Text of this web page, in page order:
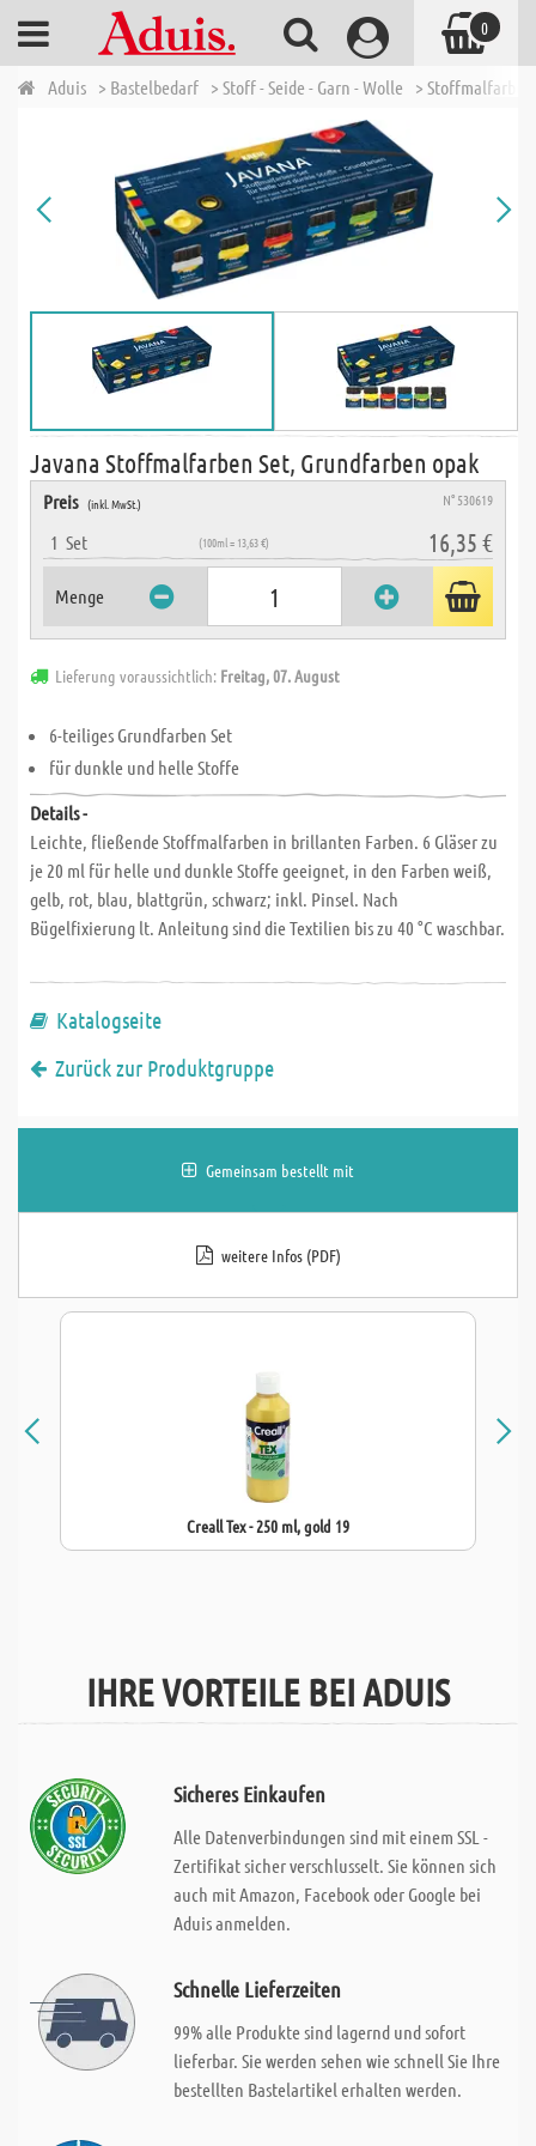
Aduis > Bastelbedarf > Stoff - Seide - Garn - Wolle >
Javana Stoffmalfarben Set, Grundfarben opak
Preis (inkl. MwSt.) N° 530619
1 Set (100ml = 13,63 €) 16,35 €
Menge
Lieferung voraussichtlich: Freitag, 07. August
6-teiliges Grundfarben Set
für dunkle und helle Stoffe
Details -
Leichte, fließende Stoffmalfarben in brillanten Farben. 6 Gläser zu
je 20 ml für helle und dunkle Stoffe geeignet, in den Farben weiß,
gelb, rot, blau, blattgrün, schwarz; inkl. Pinsel. Nach
Bügelfixierung lt. Anleitung sind die Textilien bis zu 40 °C waschbar.
Katalogseite
Zurück zur Produktgruppe
Gemeinsam bestellt mit
weitere Infos (PDF)
Creall Tex - 250 ml, gold 19
IHRE VORTEILE BEI ADUIS
Sicheres Einkaufen
Alle Datenverbindungen sind mit einem SSL -
Zertifikat sicher verschlusselt. Sie können sich
auch mit Amazon, Facebook oder Google bei
Aduis anmelden.
Schnelle Lieferzeiten
99% alle Produkte sind lagernd und sofort
lieferbar. Sie werden sehen wie schnell Sie Ihre
bestellten Bastelartikel erhalten werden.
0